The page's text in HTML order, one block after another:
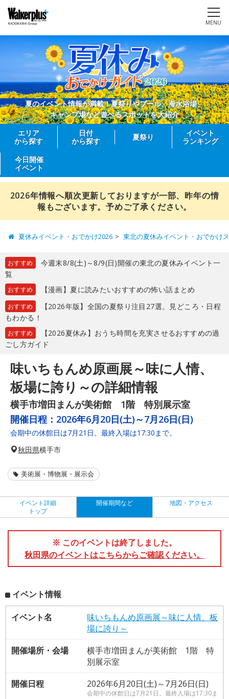
MENU
夏のイベント情報が満載！夏祭りやプール、海水浴場、
キャンプ場など遊べるスポットを大紹介
エリア
から探す
日付
から探す
夏祭り
イベント
ランキング
今日開催
イベント
2026年情報へ順次更新しておりますが一部、昨年の情
報もございます。予めご了承ください。
夏休みイベント・おでかけ2026 東北の夏休みイベント・おでかけ
おすすめ
今週末8/8(土)～8/9(日)開催の東北の夏休みイベント一
覧
おすすめ 【漫画】夏に読みたいおすすめの怖い話まとめ
おすすめ
【2026年版】全国の夏祭り注目27選。見どころ・日程
もわかる！
おすすめ
【2026夏休み】おうち時間を充実させるおすすめの過
ごし方ガイド
味いちもんめ原画展～味に人情、
板場に誇り～の詳細情報
横手市増田まんが美術館 1階 特別展示室
開催日程： 2026年6月20日(土)～7月26日(日)
会期中の休館日は7月21日。最終入場は17:30まで。
秋田県横手市
美術展・博物展・展示会
イベント詳細
トップ
開催期間など 地図・アクセス
※ このイベントは終了しました。
秋田県のイベントはこちらからご確認ください。
イベント情報
イベント名
味いちもんめ原画展～味に人情、板
場に誇り～
開催場所・会場
横手市増田まんが美術館 1階 特
別展示室
開催日程
2026年6月20日(土)～7月26日(日)
会期中の休館日は7月21日。最終入場は17:30ま